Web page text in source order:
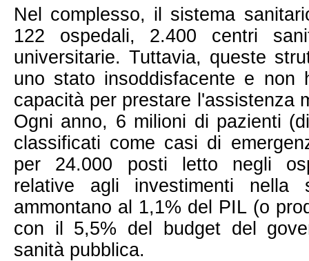
Nel complesso, il sistema
122 ospedali, 2.400 centri
universitarie. Tuttavia, queste
uno stato insoddisfacente e non
capacità per prestare l'assistenza
Ogni anno, 6 milioni di pazienti
classificati come casi di
per 24.000 posti letto negli
relative agli investimenti nella
ammontano al 1,1% del PIL (o
con il 5,5% del budget del
sanità pubblica.